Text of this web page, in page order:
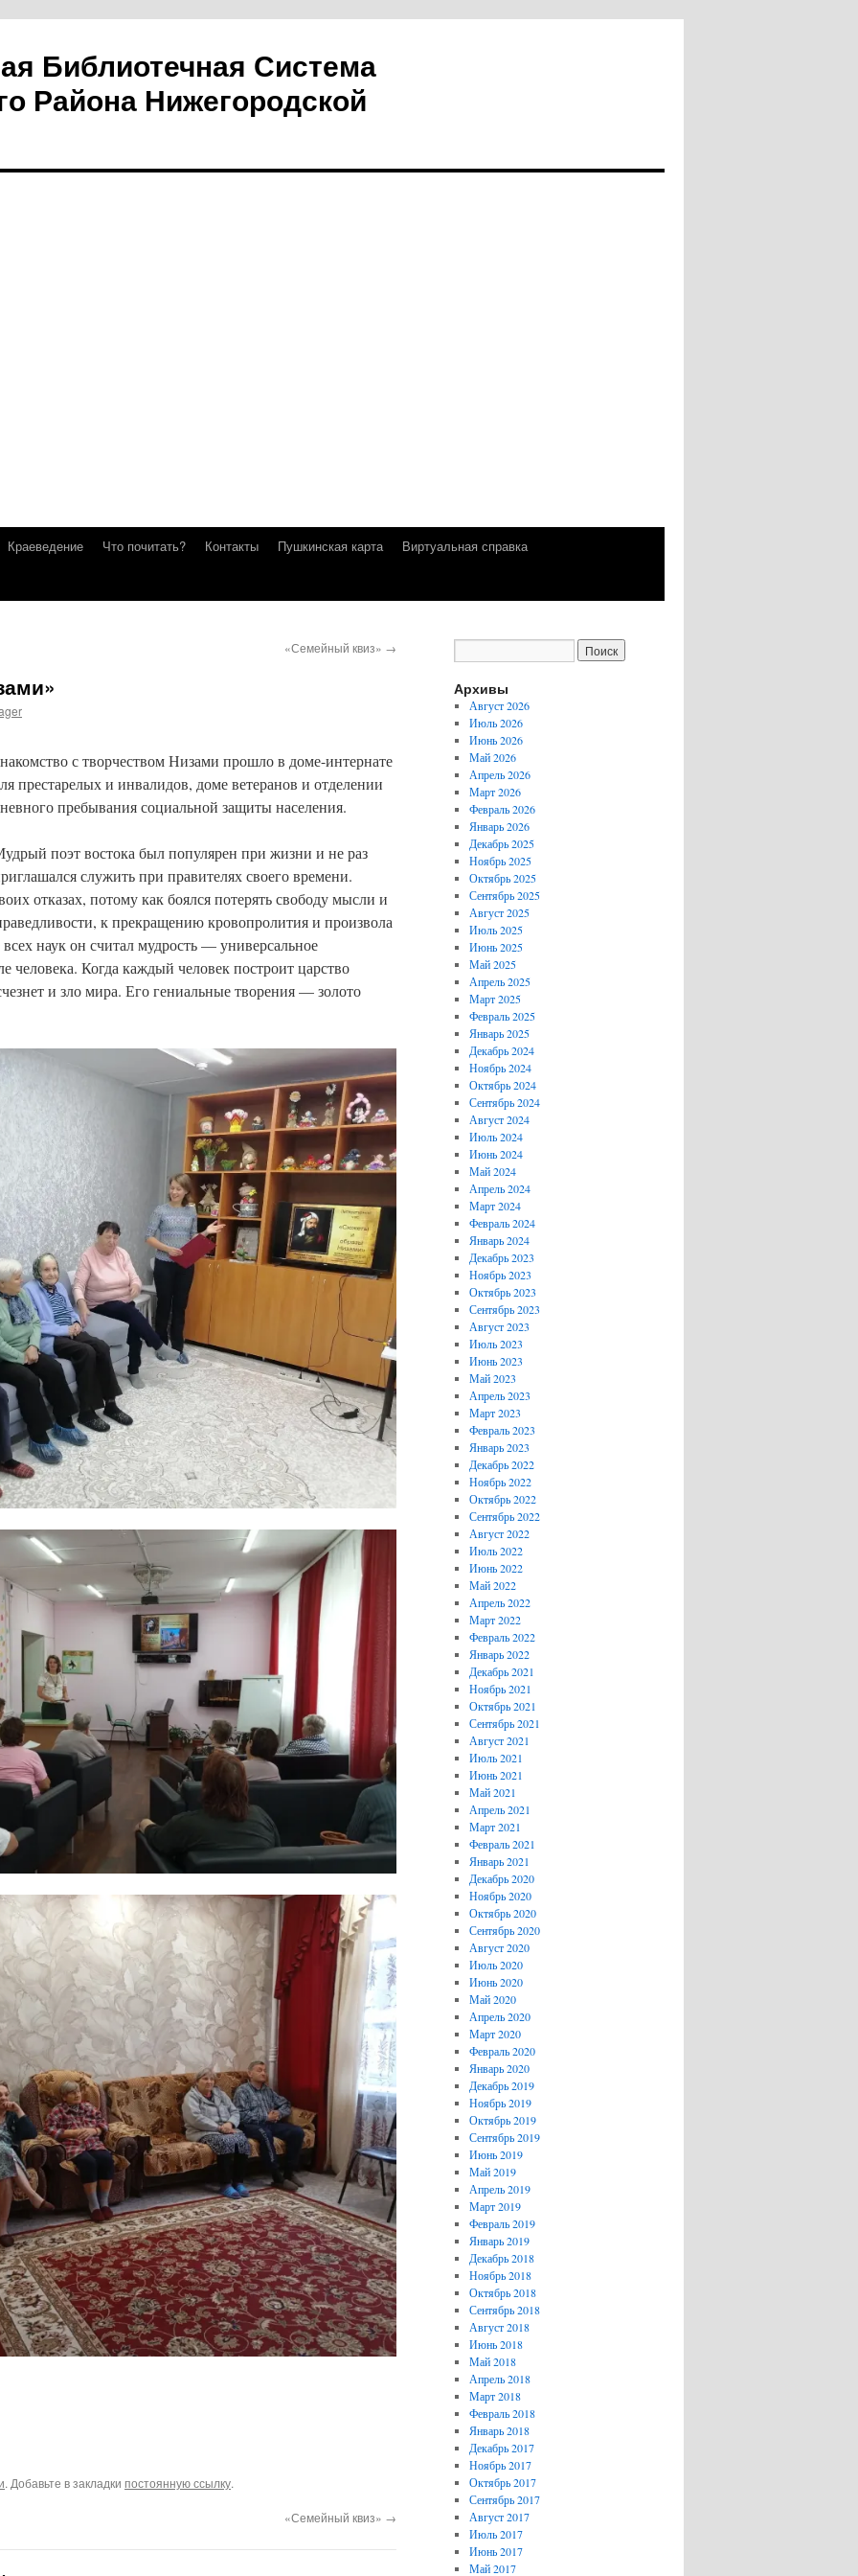
Библиотечная Система
Района Нижегородской
Краеведение Что почитать? Контакты Пушкинская карта
Виртуальная справка
«Семейный квиз» →
с творчеством Низами прошло в доме-интернате
престарелых и инвалидов, доме ветеранов и отделении
пребывания социальной защиты населения.
поэт востока был популярен при жизни и не раз
служить при правителях своего времени.
отказах, потому как боялся потерять свободу мысли и
к прекращению кровопролития и произвола
наук он считал мудрость — универсальное
человека. Когда каждый человек построит царство
и зло мира. Его гениальные творения — золото
. Добавьте в закладки постоянную ссылку.
«Семейный квиз» →
Архивы
Август 2026
Июль 2026
Июнь 2026
Май 2026
Апрель 2026
Март 2026
Февраль 2026
Январь 2026
Декабрь 2025
Ноябрь 2025
Октябрь 2025
Сентябрь 2025
Август 2025
Июль 2025
Июнь 2025
Май 2025
Апрель 2025
Март 2025
Февраль 2025
Январь 2025
Декабрь 2024
Ноябрь 2024
Октябрь 2024
Сентябрь 2024
Август 2024
Июль 2024
Июнь 2024
Май 2024
Апрель 2024
Март 2024
Февраль 2024
Январь 2024
Декабрь 2023
Ноябрь 2023
Октябрь 2023
Сентябрь 2023
Август 2023
Июль 2023
Июнь 2023
Май 2023
Апрель 2023
Март 2023
Февраль 2023
Январь 2023
Декабрь 2022
Ноябрь 2022
Октябрь 2022
Сентябрь 2022
Август 2022
Июль 2022
Июнь 2022
Май 2022
Апрель 2022
Март 2022
Февраль 2022
Январь 2022
Декабрь 2021
Ноябрь 2021
Октябрь 2021
Сентябрь 2021
Август 2021
Июль 2021
Июнь 2021
Май 2021
Апрель 2021
Март 2021
Февраль 2021
Январь 2021
Декабрь 2020
Ноябрь 2020
Октябрь 2020
Сентябрь 2020
Август 2020
Июль 2020
Июнь 2020
Май 2020
Апрель 2020
Март 2020
Февраль 2020
Январь 2020
Декабрь 2019
Ноябрь 2019
Октябрь 2019
Сентябрь 2019
Июнь 2019
Май 2019
Апрель 2019
Март 2019
Февраль 2019
Январь 2019
Декабрь 2018
Ноябрь 2018
Октябрь 2018
Сентябрь 2018
Август 2018
Июнь 2018
Май 2018
Апрель 2018
Март 2018
Февраль 2018
Январь 2018
Декабрь 2017
Ноябрь 2017
Октябрь 2017
Сентябрь 2017
Август 2017
Июль 2017
Июнь 2017
Май 2017